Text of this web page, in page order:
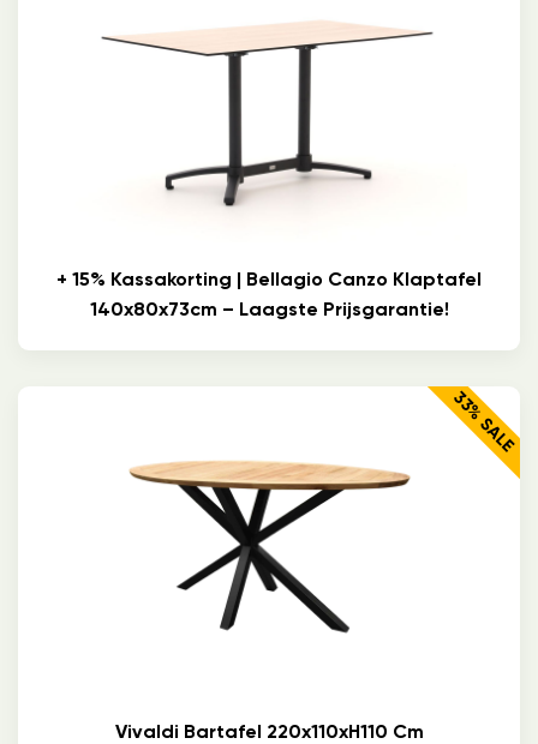
+ 15% Kassakorting | Bellagio Canzo Klaptafel
140x80x73cm – Laagste Prijsgarantie!
33% SALE
Vivaldi Bartafel 220x110xH110 Cm